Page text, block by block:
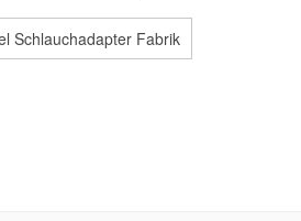
Schlauchadapter Fabrik